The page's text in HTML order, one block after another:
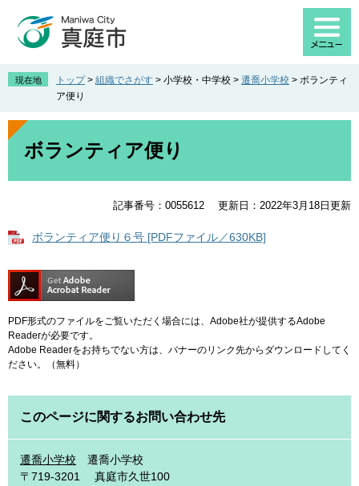
先
。
を
て
現在地 トップ > 組織でさがす > 小学校・中学校 > 遷喬小学校 > ボランティ
ア便り
本
ボランティア便り
記事番号：0055612 更新日：2022年3月18日更新
ボランティア便り６号 [PDFファイル／630KB]
PDF形式のファイルをご覧いただく場合には、Adobe社が提供するAdobe
Readerが必要です。
Adobe Readerをお持ちでない方は、バナーのリンク先からダウンロードしてく
ださい。（無料）
このページに関するお問い合わせ先
遷喬小学校
遷喬小学校
〒719-3201
真庭市久世100